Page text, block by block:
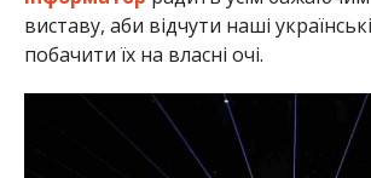
виставу, аби відчути наші
побачити їх на власні очі.